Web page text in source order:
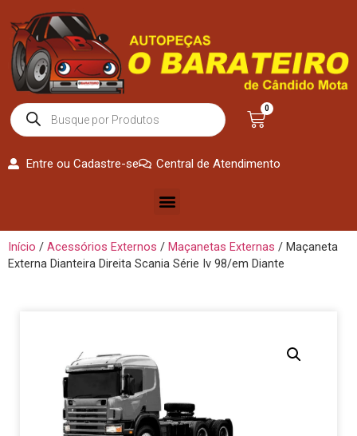
0
Entre ou Cadastre-se Central de Atendimento
Início / Acessórios Externos / Maçanetas Externas / Maçaneta
Externa Dianteira Direita Scania Série Iv 98/em Diante